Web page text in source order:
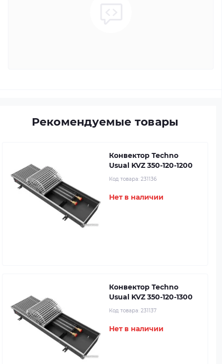
Рекомендуемые товары
Конвектор Techno
Usual KVZ 350-120-1200
Код товара: 231136
Нет в наличии
Конвектор Techno
Usual KVZ 350-120-1300
Код товара: 231137
Нет в наличии